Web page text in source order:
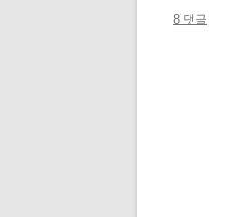
8 댓글